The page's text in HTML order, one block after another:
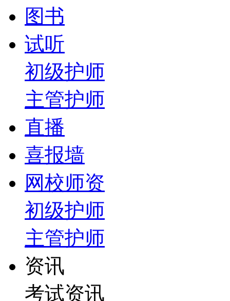
图书
试听
初级护师
主管护师
直播
喜报墙
网校师资
初级护师
主管护师
资讯
考试资讯